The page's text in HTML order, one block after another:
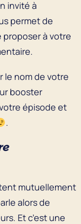
invité à
permet de
à votre
le nom de votre
booster
épisode et
.
mutuellement
alors de
Et c’est une